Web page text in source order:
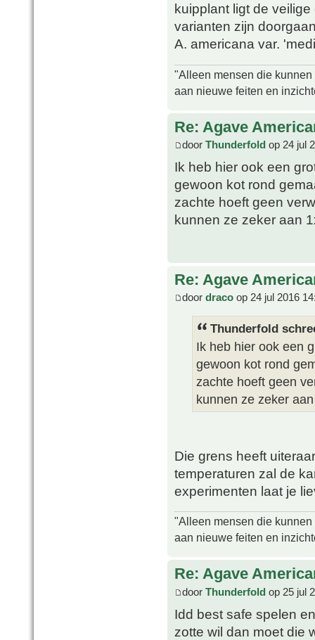
kuipplant ligt de
varianten zijn
A. americana var.
"Alleen mensen die
aan nieuwe feiten en
Re: Agave
door Thunderfold op 24 jul
Ik heb hier ook een
gewoon kot rond
zachte hoeft geen
kunnen ze zeker aan
Re: Agave
door draco op 24 jul 2016
Thunderfold
Ik heb hier ook een
gewoon kot rond
zachte hoeft geen
kunnen ze zeker
Die grens heeft
temperaturen zal de
experimenten laat je
"Alleen mensen die
aan nieuwe feiten en
Re: Agave
door Thunderfold op 25 jul
Idd best safe spelen
zotte wil dan moet die